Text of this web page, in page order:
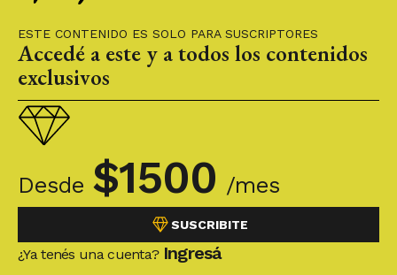
ESTE CONTENIDO ES SOLO PARA SUSCRIPTORES
Accedé a este y a todos los contenidos
exclusivos
Desde $1500 /mes
SUSCRIBITE
¿Ya tenés una cuenta? Ingresá